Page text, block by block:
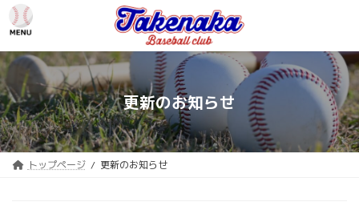
テ
ン
ツ
へ
ス
キ
ッ
プ
ゲ
ー
シ
ョ
ン
に
移
動
更新のお知らせ
トップページ 更新のお知らせ